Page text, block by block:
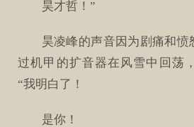
昊才哲！”
昊凌峰的声音因为剧痛和愤
过机甲的扩音器在风雪中回荡
“我明白了！
是你！